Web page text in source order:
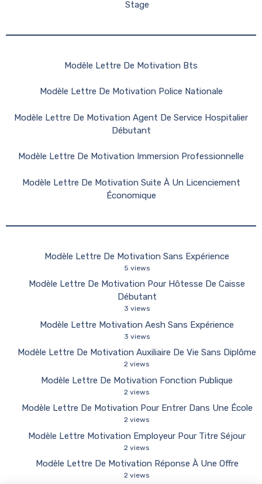
Stage
Modèle Lettre De Motivation Bts
Modèle Lettre De Motivation Police Nationale
Modèle Lettre De Motivation Agent De Service Hospitalier
Débutant
Modèle Lettre De Motivation Immersion Professionnelle
Modèle Lettre De Motivation Suite À Un Licenciement
Économique
Modèle Lettre De Motivation Sans Expérience
5 views
Modèle Lettre De Motivation Pour Hôtesse De Caisse
Débutant
3 views
Modèle Lettre Motivation Aesh Sans Expérience
3 views
Modèle Lettre De Motivation Auxiliaire De Vie Sans Diplôme
2 views
Modèle Lettre De Motivation Fonction Publique
2 views
Modèle Lettre De Motivation Pour Entrer Dans Une École
2 views
Modèle Lettre Motivation Employeur Pour Titre Séjour
2 views
Modèle Lettre De Motivation Réponse À Une Offre
2 views